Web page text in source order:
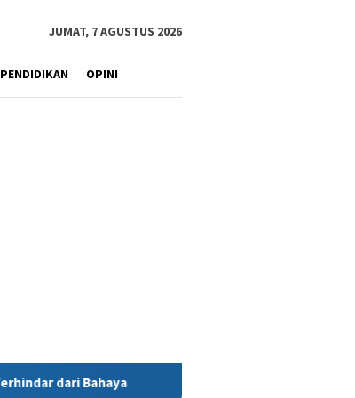
JUMAT, 7 AGUSTUS 2026
PENDIDIKAN OPINI
MIND ID Tegaskan Dukungan Penuh Bagi PT Vale di